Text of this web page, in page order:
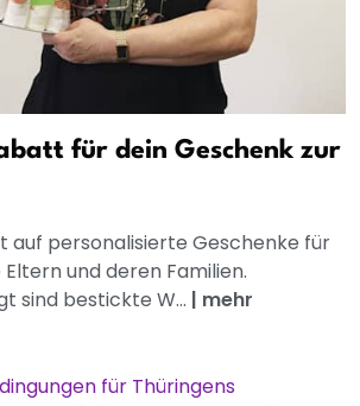
für dein Geschenk zur
auf personalisierte Geschenke für
und deren Familien.
sind bestickte W... | mehr